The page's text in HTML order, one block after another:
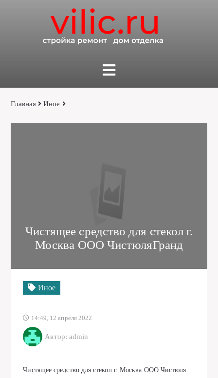
Главная Иное
Чистящее средство для стекол г.
Москва ООО ЧистюляГранд
Иное
14:49, 12 апреля 2022
Автор: admin
Чистящее средство для стекол г. Москва ООО Чистюля